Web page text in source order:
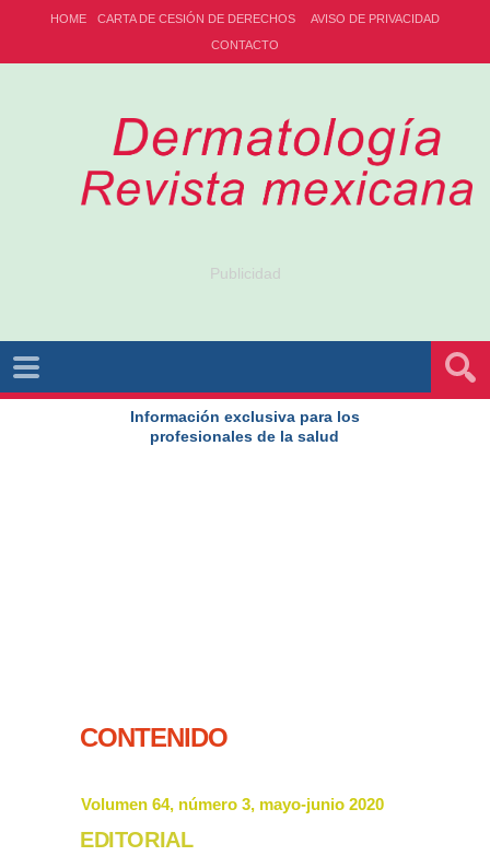
HOME CARTA DE CESIÓN DE DERECHOS
AVISO DE PRIVACIDAD
CONTACTO
Publicidad
Información exclusiva para los
profesionales de la salud
CONTENIDO
Volumen 64, número 3, mayo-junio 2020
EDITORIAL